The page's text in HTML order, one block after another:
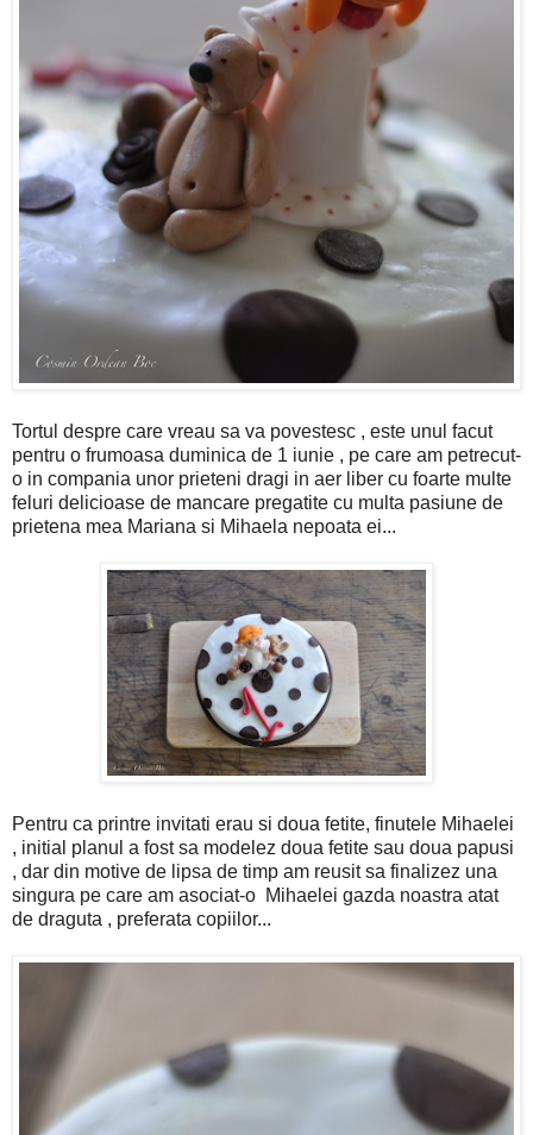
Tortul despre care vreau sa va povestesc , este unul facut
pentru o frumoasa duminica de 1 iunie , pe care am petrecut-
o in compania unor prieteni dragi in aer liber cu foarte multe
feluri delicioase de mancare pregatite cu multa pasiune de
prietena mea Mariana si Mihaela nepoata ei...
Pentru ca printre invitati erau si doua fetite, finutele Mihaelei
, initial planul a fost sa modelez doua fetite sau doua papusi
, dar din motive de lipsa de timp am reusit sa finalizez una
singura pe care am asociat-o Mihaelei gazda noastra atat
de draguta , preferata copiilor...